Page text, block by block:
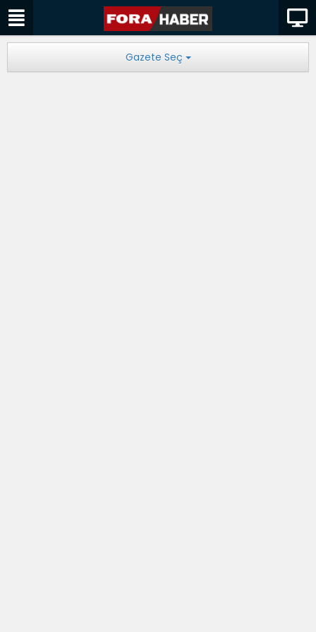
Gazete Seç